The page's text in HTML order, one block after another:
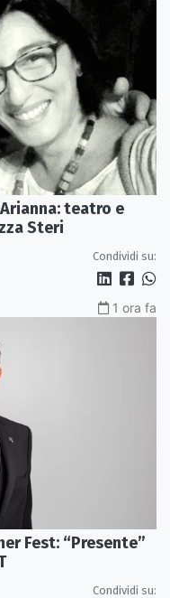
teatro e
Steri
Condividi su:
1 ora fa
Fest: “Presente”
Condividi su: